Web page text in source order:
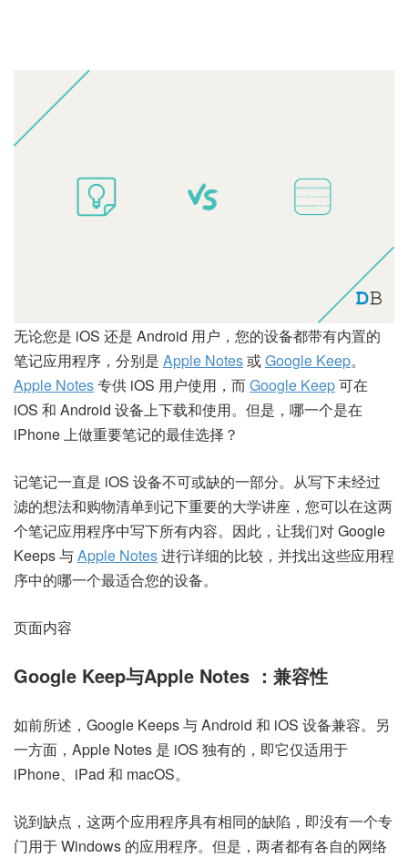
无论您是 iOS 还是 Android 用户，您的设备都带有内置的
笔记应用程序，分别是 Apple Notes或Google Keep。
Apple Notes专供 iOS 用户使用，而Google Keep可在
iOS 和 Android 设备上下载和使用。但是，哪一个是在
iPhone 上做重要笔记的最佳选择？
记笔记一直是 iOS 设备不可或缺的一部分。从写下未经过
滤的想法和购物清单到记下重要的大学讲座，您可以在这两
个笔记应用程序中写下所有内容。因此，让我们对 Google
Keeps 与Apple Notes进行详细的比较，并找出这些应用程
序中的哪一个最适合您的设备。
页面内容
Google Keep与Apple Notes ：兼容性
如前所述，Google Keeps 与 Android 和 iOS 设备兼容。另
一方面，Apple Notes 是 iOS 独有的，即它仅适用于
iPhone、iPad 和 macOS。
说到缺点，这两个应用程序具有相同的缺陷，即没有一个专
门用于 Windows 的应用程序。但是，两者都有各自的网络